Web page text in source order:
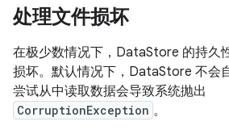
处理文件损坏
在极少数情况下，DataStore 的持久
损坏。默认情况下，DataStore 不会
尝试从中读取数据会导致系统抛出
CorruptionException 。